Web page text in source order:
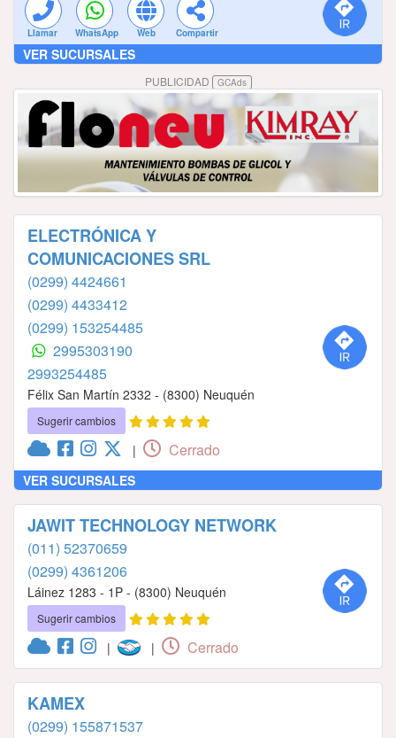
Llamar WhatsApp Web Compartir
VER SUCURSALES
PUBLICIDAD GCAds
ELECTRÓNICA Y
COMUNICACIONES SRL
(0299) 4424661
(0299) 4433412
(0299) 153254485
2995303190
2993254485
Félix San Martín 2332 - (8300) Neuquén
Sugerir cambios
| Cerrado
VER SUCURSALES
JAWIT TECHNOLOGY NETWORK
(011) 52370659
(0299) 4361206
Láinez 1283 - 1P - (8300) Neuquén
Sugerir cambios
| | Cerrado
KAMEX
(0299) 155871537